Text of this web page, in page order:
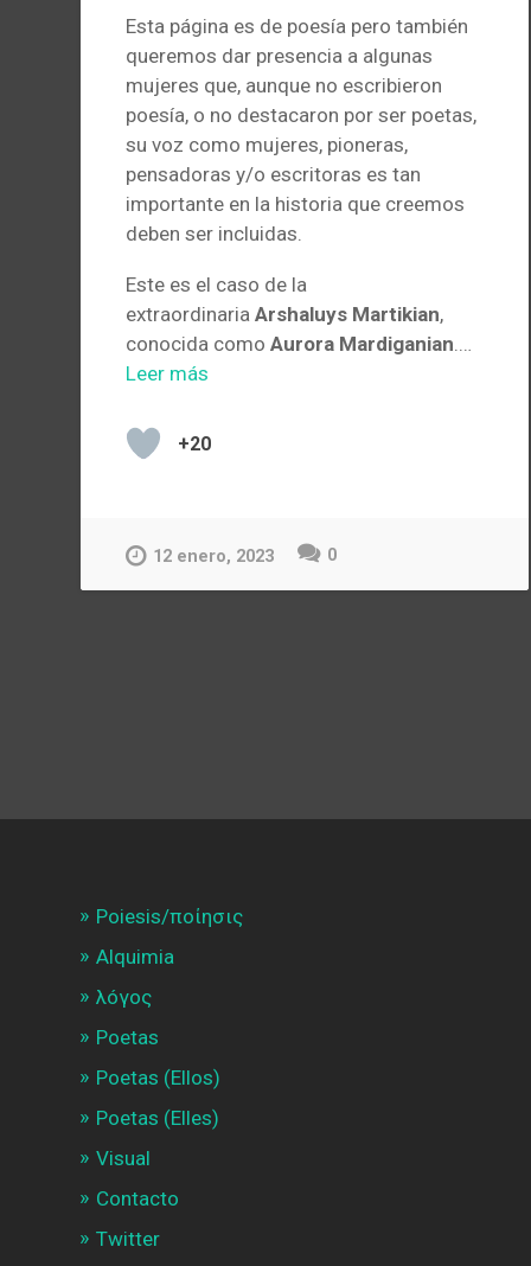
Esta página es de poesía pero también
queremos dar presencia a algunas
mujeres que, aunque no escribieron
poesía, o no destacaron por ser poetas,
su voz como mujeres, pioneras,
pensadoras y/o escritoras es tan
importante en la historia que creemos
deben ser incluidas.
Este es el caso de la
extraordinaria Arshaluys Martikian,
conocida comoAurora Mardiganian.…
Leer más
+20
12 enero, 2023 0
Poiesis/ποίησις
Alquimia
λóγος
Poetas
Poetas (Ellos)
Poetas (Elles)
Visual
Contacto
Twitter